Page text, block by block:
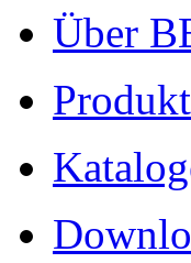
Über